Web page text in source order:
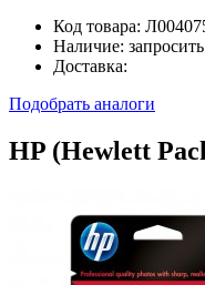
Код товара:
Наличие: запросить
Доставка:
Подобрать аналоги
HP (Hewlett